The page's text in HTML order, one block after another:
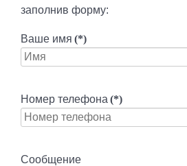
заполнив форму:
Ваше имя (*)
Номер телефона (*)
Сообщение